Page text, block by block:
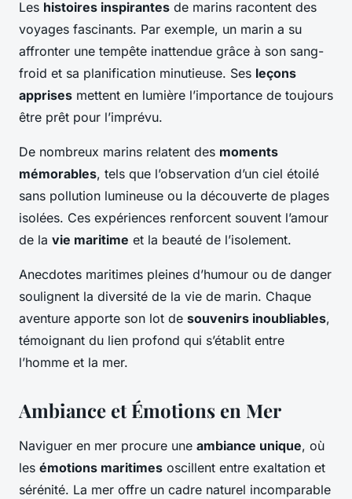
Les histoires inspirantes de marins racontent des
voyages fascinants. Par exemple, un marin a su
affronter une tempête inattendue grâce à son sang-
froid et sa planification minutieuse. Ses leçons
apprises mettent en lumière l’importance de toujours
être prêt pour l’imprévu.
De nombreux marins relatent des moments
mémorables, tels que l’observation d’un ciel étoilé
sans pollution lumineuse ou la découverte de plages
isolées. Ces expériences renforcent souvent l’amour
de la vie maritime et la beauté de l’isolement.
Anecdotes maritimes pleines d’humour ou de danger
soulignent la diversité de la vie de marin. Chaque
aventure apporte son lot de souvenirs inoubliables,
témoignant du lien profond qui s’établit entre
l’homme et la mer.
Ambiance et Émotions en Mer
Naviguer en mer procure une ambiance unique, où
les émotions maritimes oscillent entre exaltation et
sérénité. La mer offre un cadre naturel incomparable